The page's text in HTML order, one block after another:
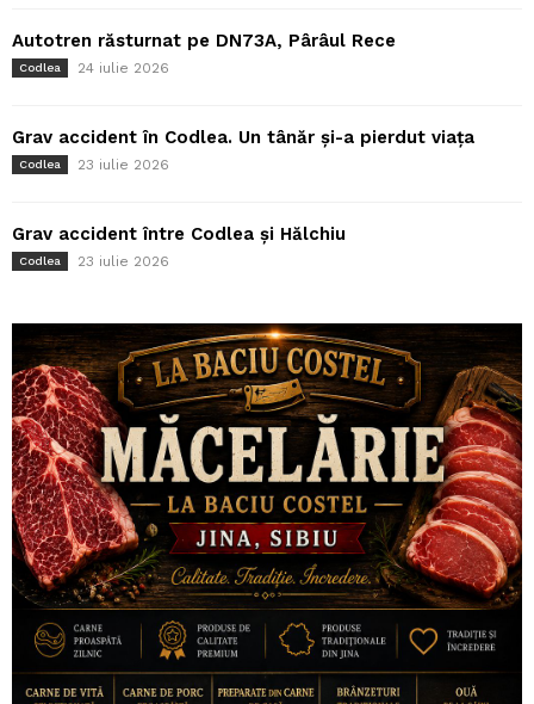
Autotren răsturnat pe DN73A, Pârâul Rece
Codlea 24 iulie 2026
Grav accident în Codlea. Un tânăr și-a pierdut viața
Codlea 23 iulie 2026
Grav accident între Codlea și Hălchiu
Codlea 23 iulie 2026